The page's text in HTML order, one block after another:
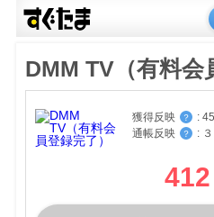
DMM TV（有料会
獲得反映 ？ :
通帳反映
？ :
412